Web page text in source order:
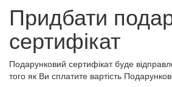
Придбати
сертифікат
Подарунковий сертифікат буде
того як Ви сплатите вартість